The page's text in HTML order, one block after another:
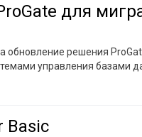
для
обновление решения
управления базами
Basic